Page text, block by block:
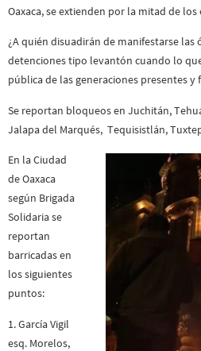
Oaxaca, se extienden por la mitad de
¿A quién disuadirán de manifestarse
detenciones tipo levantón cuando lo
pública de las generaciones presentes y
Se reportan bloqueos en Juchitán,
Jalapa del Marqués, Tequisistlán,
En la Ciudad
de Oaxaca
según Brigada
Solidaria se
reportan
barricadas en
los siguientes
puntos:
1. García Vigil
esq. Morelos,